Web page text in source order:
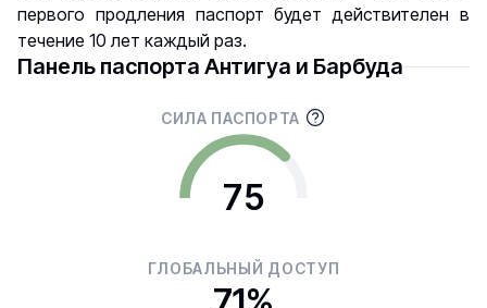
первого продления паспорт будет действителен в
течение 10 лет каждый раз.
Панель паспорта Антигуа и Барбуда
СИЛА ПАСПОРТА
75
ГЛОБАЛЬНЫЙ ДОСТУП